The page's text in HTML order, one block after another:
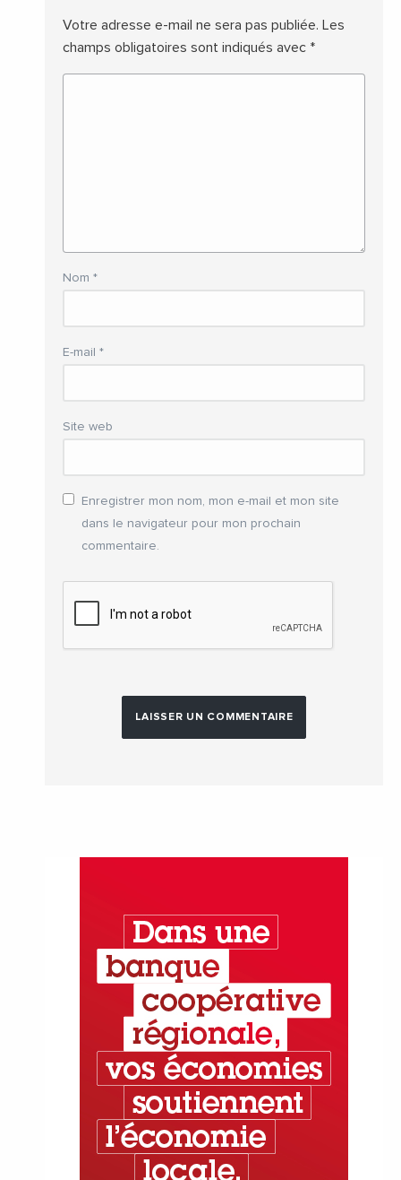
Votre adresse e-mail ne sera pas publiée. Les
champs obligatoires sont indiqués avec *
Nom *
E-mail *
Site web
Enregistrer mon nom, mon e-mail et mon site
dans le navigateur pour mon prochain
commentaire.